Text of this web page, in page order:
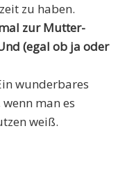
zu haben.
zur Mutter-
(egal ob ja oder
wunderbares
man es
weiß.